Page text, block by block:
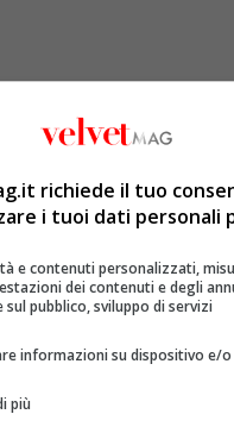
richiede il tuo
i tuoi dati personali
e contenuti personalizzati,
dei contenuti e degli
sul pubblico, sviluppo di servizi
informazioni su dispositivo e/o
più